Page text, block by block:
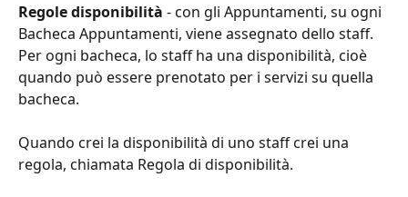
Regole disponibilità - con gli Appuntamenti, su ogni
Bacheca Appuntamenti, viene assegnato dello staff.
Per ogni bacheca, lo staff ha una disponibilità, cioè
quando può essere prenotato per i servizi su quella
bacheca.
Quando crei la disponibilità di uno staff crei una
regola, chiamata Regola di disponibilità.